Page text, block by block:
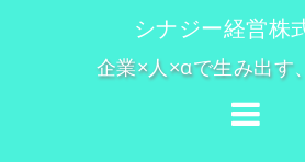
シナジー経営株
企業×人×αで生み出す